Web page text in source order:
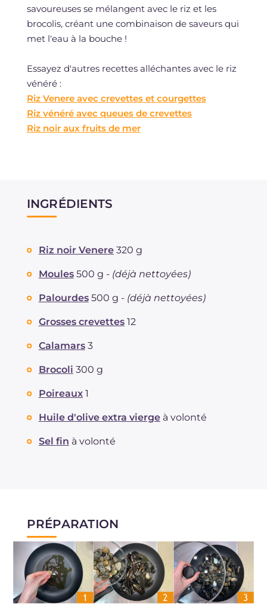
savoureuses se mélangent avec le riz et les
brocolis, créant une combinaison de saveurs qui
met l'eau à la bouche !
Essayez d'autres recettes alléchantes avec le riz
vénéré :
Riz Venere avec crevettes et courgettes
Riz vénéré avec queues de crevettes
Riz noir aux fruits de mer
INGRÉDIENTS
Riz noir Venere 320 g
Moules 500 g - (déjà nettoyées)
Palourdes 500 g - (déjà nettoyées)
Grosses crevettes 12
Calamars 3
Brocoli 300 g
Poireaux 1
Huile d'olive extra vierge à volonté
Sel fin à volonté
PRÉPARATION